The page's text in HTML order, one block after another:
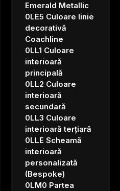
Emerald Metallic
0LE5 Culoare linie
decorativă
Coachline
0LL1 Culoare
interioară
principală
0LL2 Culoare
interioară
secundară
0LL3 Culoare
interioară terțiară
0LLE Scheamă
interioară
personalizată
(Bespoke)
0LM0 Partea